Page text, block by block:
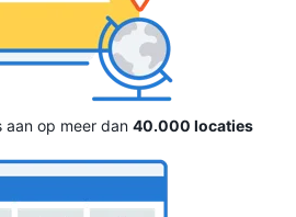
aan op meer dan 40.000 locaties